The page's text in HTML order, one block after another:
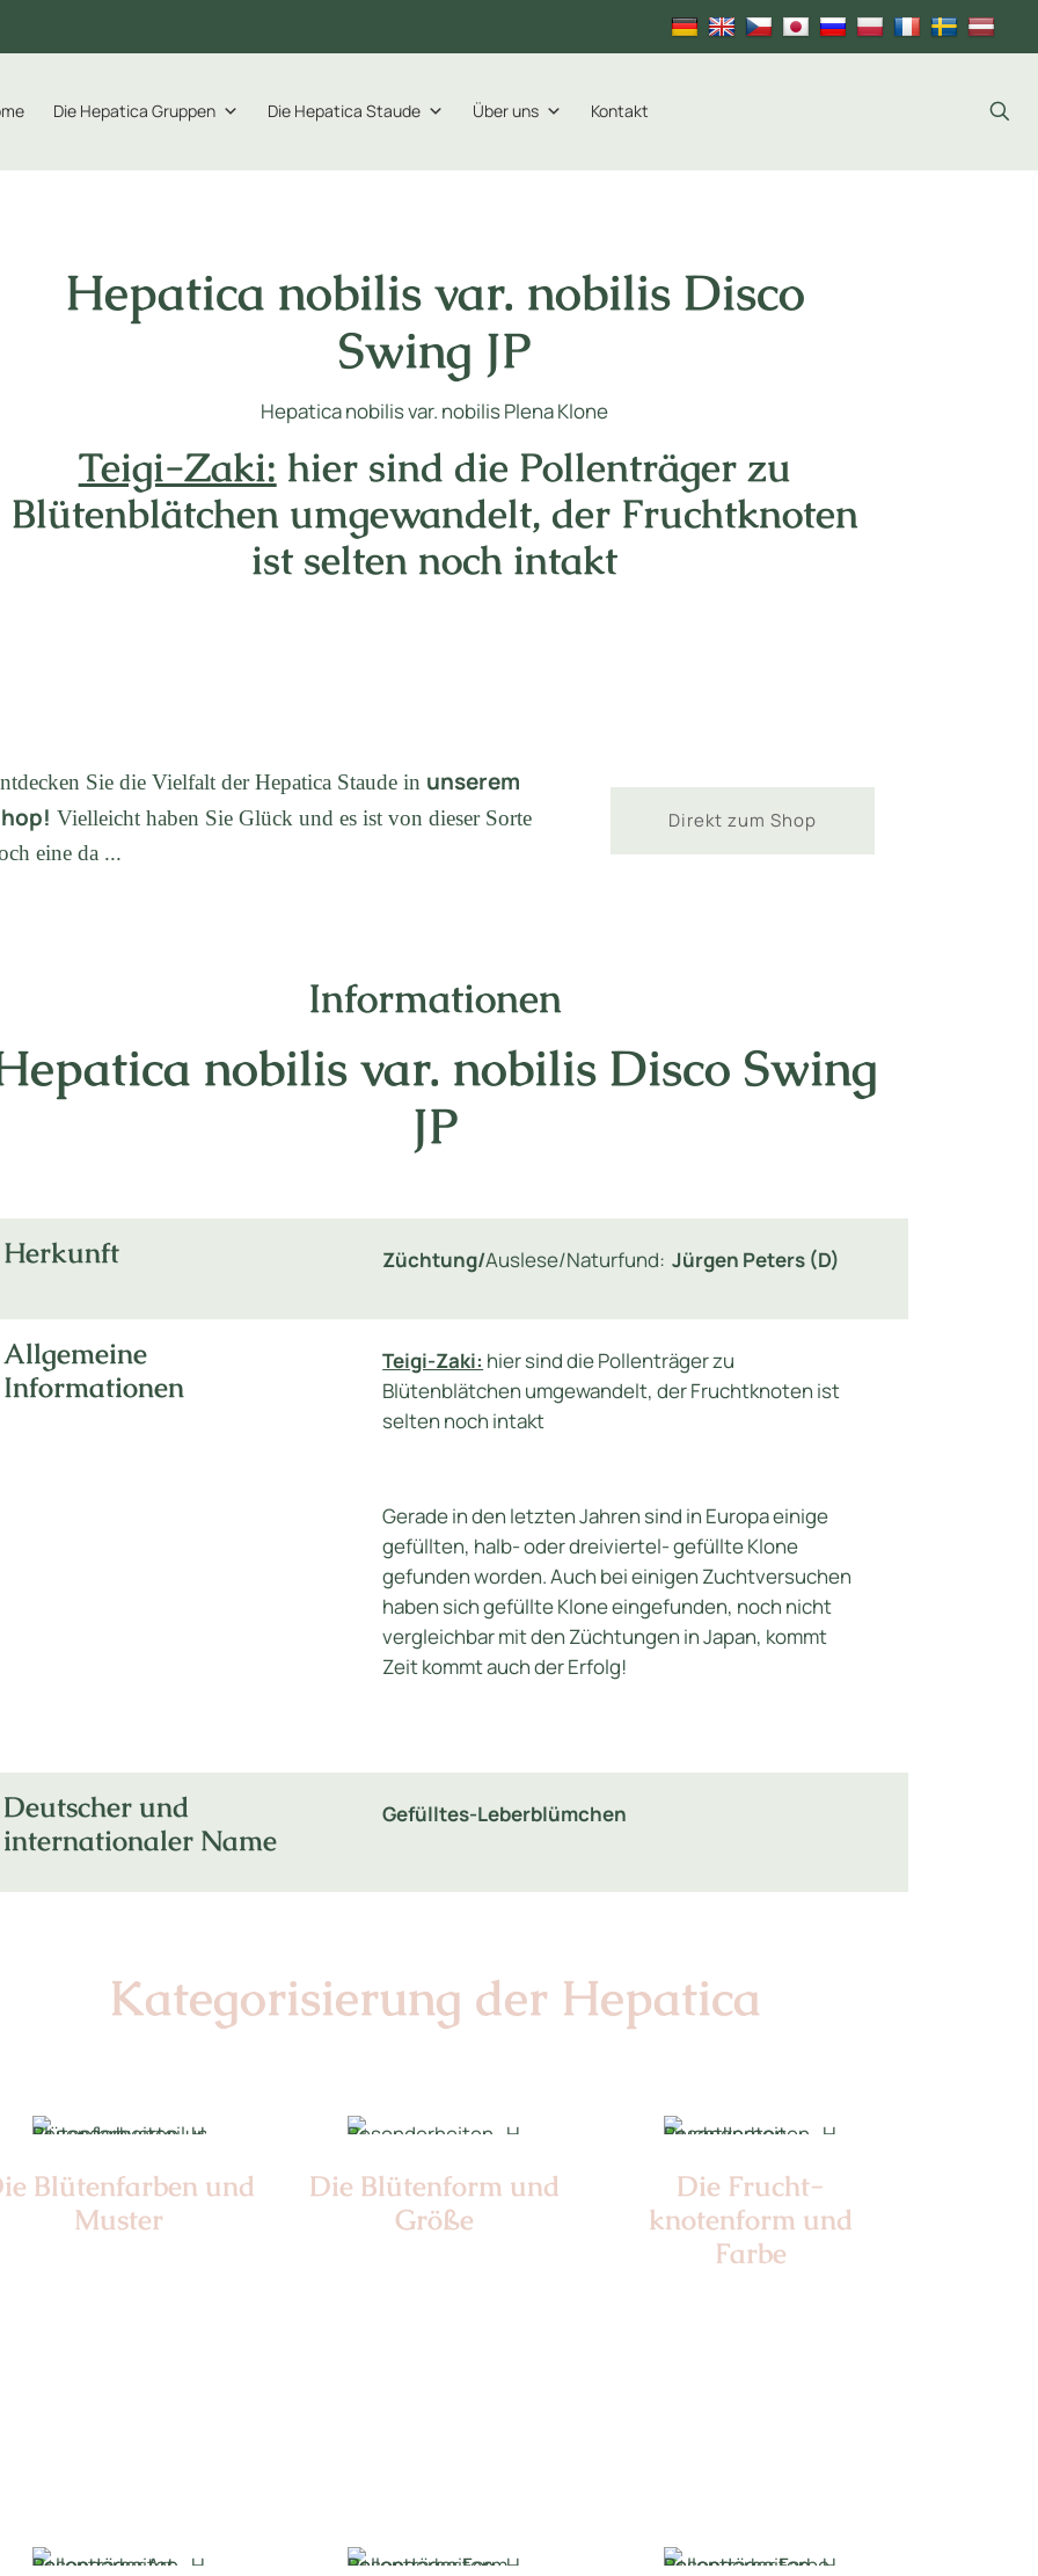
Die Hepatica Gruppen Die Hepatica Staude Über uns Kontakt
Hepatica nobilis var. nobilis Disco
Swing JP
Hepatica nobilis var. nobilis Plena Klone
Teigi-Zaki: hier sind die Pollenträger zu
Blütenblätchen umgewandelt, der Fruchtknoten
ist selten noch intakt
Sie die Vielfalt der Hepatica Staude in unserem
Vielleicht haben Sie Glück und es ist von dieser Sorte
eine da ...
Direkt zum Shop
Informationen
nobilis var. nobilis Disco Swing
JP
Herkunft Züchtung/Auslese/Naturfund:Jürgen Peters (D)
Allgemeine
Informationen
Teigi-Zaki: hier sind die Pollenträger zu
Blütenblätchen umgewandelt, der Fruchtknoten ist
selten noch intakt
Gerade in den letzten Jahren sind in Europa einige
gefüllten, halb- oder dreiviertel- gefüllte Klone
gefunden worden. Auch bei einigen Zuchtversuchen
haben sich gefüllte Klone eingefunden, noch nicht
vergleichbar mit den Züchtungen in Japan, kommt
Zeit kommt auch der Erfolg!
Deutscher und
internationaler Name
Gefülltes-Leberblümchen
Kategorisierung der Hepatica
Blüten­farben und
Muster
Die Blüten­form und
Größe
Die Frucht­
knotenform und
Farbe